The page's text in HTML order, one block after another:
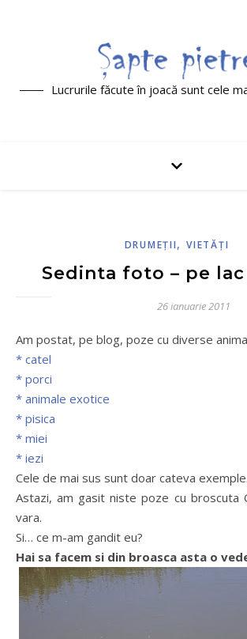
Lucrurile făcute în joacă sunt cele
DRUMEŢII,VIETĂŢI
Sedinta foto – pe lac
26 ianuarie 2011
Am postat, pe blog, poze cu diverse
* catel
* porci
* animale exotice
* pisica
* miei
* iezi
Cele de mai sus sunt doar cateva exemple.
Astazi, am gasit niste poze cu broscuta
vara.
Si… ce m-am gandit eu?
Hai sa facem si din broasca asta o